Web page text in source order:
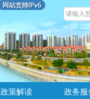
政策解读 政务服